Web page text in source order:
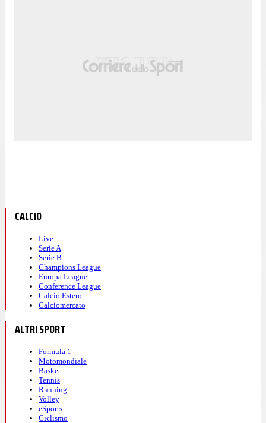
CALCIO
Live
Serie A
Serie B
Champions League
Europa League
Conference League
Calcio Estero
Calciomercato
ALTRI SPORT
Formula 1
Motomondiale
Basket
Tennis
Running
Volley
eSports
Ciclismo